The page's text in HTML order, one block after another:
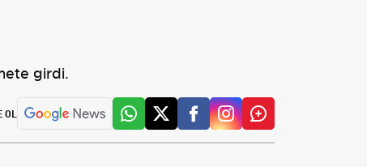
girdi.
OL